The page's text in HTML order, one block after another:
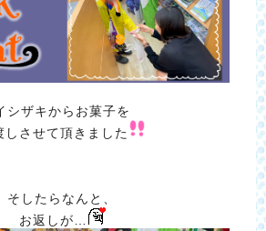
シザキからお菓子を
しさせて頂きました
そしたらなんと、
お返しが…